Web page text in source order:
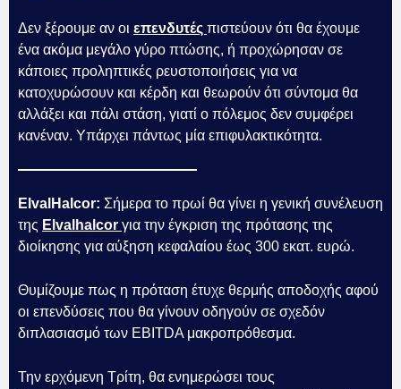
Δεν ξέρουμε αν οι επενδυτές πιστεύουν ότι θα έχουμε
ένα ακόμα μεγάλο γύρο πτώσης, ή προχώρησαν σε
κάποιες προληπτικές ρευστοποιήσεις για να
κατοχυρώσουν και κέρδη και θεωρούν ότι σύντομα θα
αλλάξει και πάλι στάση, γιατί ο πόλεμος δεν συμφέρει
κανέναν. Υπάρχει πάντως μία επιφυλακτικότητα.
ElvalHalcor: Σήμερα το πρωί θα γίνει η γενική συνέλευση
της Elvalhalcor για την έγκριση της πρότασης της
διοίκησης για αύξηση κεφαλαίου έως 300 εκατ. ευρώ.
Θυμίζουμε πως η πρόταση έτυχε θερμής αποδοχής αφού
οι επενδύσεις που θα γίνουν οδηγούν σε σχεδόν
διπλασιασμό των EBITDA μακροπρόθεσμα.
Την ερχόμενη Τρίτη, θα ενημερώσει τους